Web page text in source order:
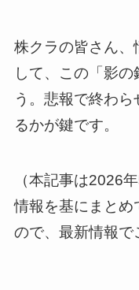
株クラの皆さん、
して、この「影
う。悲報で終わ
るかが鍵です。
（本記事は2026
情報を基にまとめ
ので、最新情報で